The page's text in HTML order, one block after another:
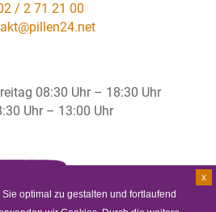
/ 2 71 21 00
08:30 Uhr – 18:30 Uhr
Uhr – 13:00 Uhr
optimal zu gestalten und fortlaufend
x